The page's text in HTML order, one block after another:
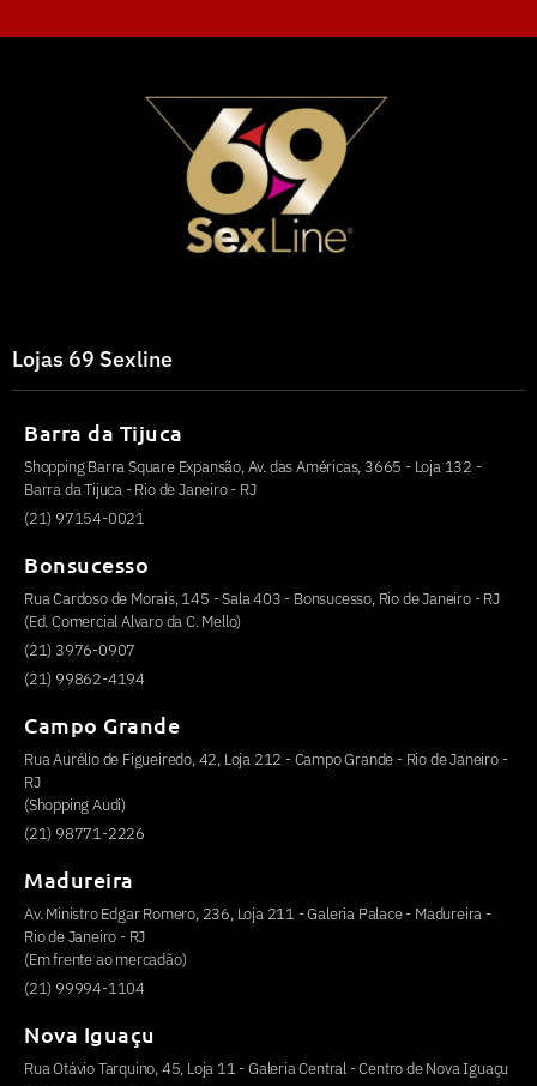
Lojas 69 Sexline
Barra da Tijuca
Shopping Barra Square Expansão, Av. das Américas, 3665 - Loja 132 -
Barra da Tijuca - Rio de Janeiro - RJ
(21) 97154-0021
Bonsucesso
Rua Cardoso de Morais, 145 - Sala 403 - Bonsucesso, Rio de Janeiro - RJ
(Ed. Comercial Alvaro da C. Mello)
(21) 3976-0907
(21) 99862-4194
Campo Grande
Rua Aurélio de Figueiredo, 42, Loja 212 - Campo Grande - Rio de Janeiro -
RJ
(Shopping Audi)
(21) 98771-2226
Madureira
Av. Ministro Edgar Romero, 236, Loja 211 - Galeria Palace - Madureira -
Rio de Janeiro - RJ
(Em frente ao mercadão)
(21) 99994-1104
Nova Iguaçu
Rua Otávio Tarquino, 45, Loja 11 - Galeria Central - Centro de Nova Iguaçu